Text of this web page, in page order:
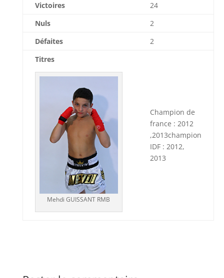
Victoires
24
Nuls
2
Défaites
2
Titres
Mehdi GUISSANT RMB
Champion de
france : 2012
,2013champion
IDF : 2012,
2013